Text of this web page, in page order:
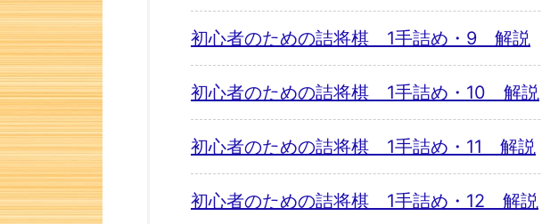
初心者のための詰将棋 1手詰め・9 解説
初心者のための詰将棋 1手詰め・10 解説
初心者のための詰将棋 1手詰め・11 解説
初心者のための詰将棋 1手詰め・12 解説